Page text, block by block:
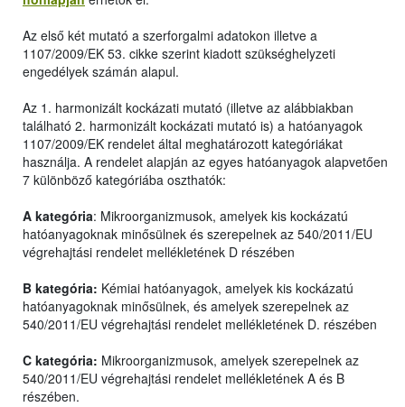
Az első két mutató a szerforgalmi adatokon illetve a
1107/2009/EK 53. cikke szerint kiadott szükséghelyzeti
engedélyek számán alapul.
Az 1. harmonizált kockázati mutató (illetve az alábbiakban
található 2. harmonizált kockázati mutató is) a hatóanyagok
1107/2009/EK rendelet által meghatározott kategóriákat
használja. A rendelet alapján az egyes hatóanyagok alapvetően
7 különböző kategóriába oszthatók:
A kategória: Mikroorganizmusok, amelyek kis kockázatú
hatóanyagoknak minősülnek és szerepelnek az 540/2011/EU
végrehajtási rendelet mellékletének D részében
B kategória: Kémiai hatóanyagok, amelyek kis kockázatú
hatóanyagoknak minősülnek, és amelyek szerepelnek az
540/2011/EU végrehajtási rendelet mellékletének D. részében
C kategória: Mikroorganizmusok, amelyek szerepelnek az
540/2011/EU végrehajtási rendelet mellékletének A és B
részében.